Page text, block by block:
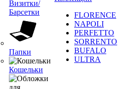
Визитки/
Барсетки
Папки
Кошельки
FLORENCE
NAPOLI
PERFETTO
SORRENTO
BUFALO
ULTRA